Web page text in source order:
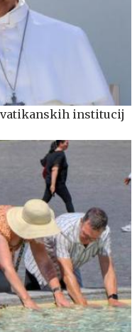
vatikanskih institucij